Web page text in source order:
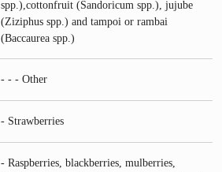
spp.),cottonfruit (Sandoricum spp.), jujube
(Ziziphus spp.) and tampoi or rambai
(Baccaurea spp.)
- - - Other
- Strawberries
- Raspberries, blackberries, mulberries,